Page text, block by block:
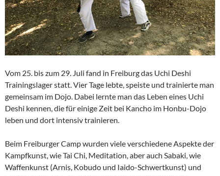
Vom 25. bis zum 29. Juli fand in Freiburg das Uchi Deshi
Trainingslager statt. Vier Tage lebte, speiste und trainierte man
gemeinsam im Dojo. Dabei lernte man das Leben eines Uchi
Deshi kennen, die für einige Zeit bei Kancho im Honbu-Dojo
leben und dort intensiv trainieren.
Beim Freiburger Camp wurden viele verschiedene Aspekte der
Kampfkunst, wie Tai Chi, Meditation, aber auch Sabaki, wie
Waffenkunst (Arnis, Kobudo und Iaido-Schwertkunst) und